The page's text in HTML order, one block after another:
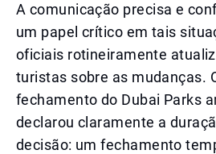
A comunicação precisa e
um papel crítico em tais
oficiais rotineiramente
turistas sobre as mudanças.
fechamento do Dubai Parks
declarou claramente a
decisão: um fechamento